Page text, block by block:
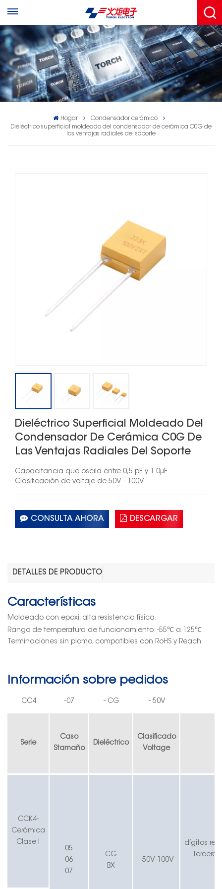
Hogar
Condensador cerámico
Dieléctrico superficial moldeado del condensador de cerámica C0G de
las ventajas radiales del soporte
Dieléctrico Superficial Moldeado Del
Condensador De Cerámica C0G De
Las Ventajas Radiales Del Soporte
Capacitancia que oscila entre 0,5 pF y 1.0μF
Clasificación de voltaje de 50V - 100V
CONSULTA AHORA DESCARGAR
DETALLES DE PRODUCTO
Características
Moldeado con epoxi, alta resistencia física.
Rango de temperatura de funcionamiento: -55℃ a 125℃
Terminaciones sin plomo, compatibles con RoHS y Reach
Información sobre pedidos
CC4 -07 - CG - 50V
Serie
Caso
Stamaño
Dieléctrico
Clasificado
Voltage
CCK4-
Cerámica
Clase I
05
06
07
CG
BX
50V 100V
dígitos
Tercero